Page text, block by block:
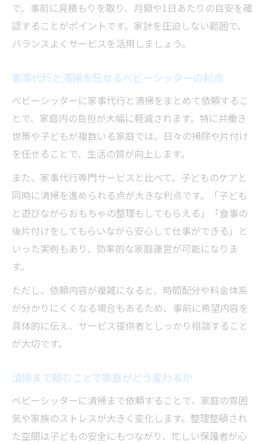
で、事前に見積もりを取り、月額や1日あたりの目安を確
認することがポイントです。家計を圧迫しない範囲で、
バランスよくサービスを活用しましょう。
家事代行と清掃を任せるベビーシッターの利点
ベビーシッターに家事代行と清掃をまとめて依頼するこ
とで、家庭内の負担が大幅に軽減されます。特に共働き
世帯や子どもが複数いる家庭では、日々の掃除や片付け
を任せることで、生活の質が向上します。
また、家事代行専門サービスと比べて、子どものケアと
同時に清掃を進められる点が大きな利点です。「子ども
と遊びながらおもちゃの整理もしてもらえる」「食事の
後片付けをしてもらいながら安心して仕事ができる」と
いった実例もあり、効率的な家庭運営が可能になりま
す。
ただし、依頼内容が複雑になると、時間配分や料金体系
が分かりにくくなる場合もあるため、事前に希望内容を
具体的に伝え、サービス提供者としっかり相談すること
が大切です。
清掃まで頼むことで家庭がどう変わるか
ベビーシッターに清掃まで依頼することで、家庭の雰囲
気や家族のストレスが大きく変化します。整理整頓され
た空間は子どもの安全にもつながり、忙しい保護者が心